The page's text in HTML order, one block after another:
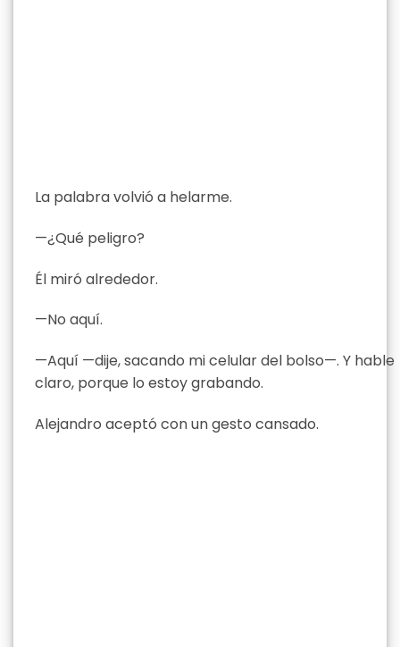
La palabra volvió a helarme.
—¿Qué peligro?
Él miró alrededor.
—No aquí.
—Aquí —dije, sacando mi celular del bolso—. Y hable
claro, porque lo estoy grabando.
Alejandro aceptó con un gesto cansado.